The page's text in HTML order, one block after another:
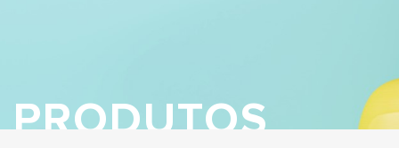
PRODUTOS